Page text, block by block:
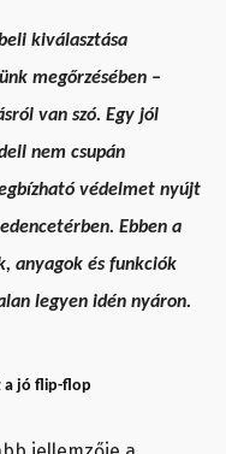
kiválasztása
megőrzésében –
van szó. Egy jól
nem csupán
védelmet nyújt
Ebben a
anyagok és funkciók
legyen idén nyáron.
a jó flip-flop